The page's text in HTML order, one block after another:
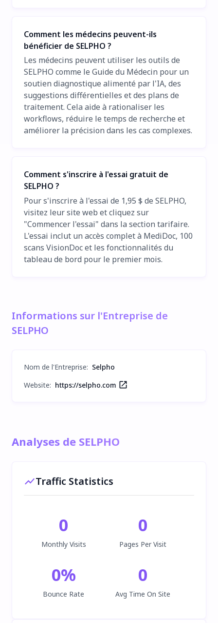
Comment les médecins peuvent-ils
bénéficier de SELPHO ?
Les médecins peuvent utiliser les outils de
SELPHO comme le Guide du Médecin pour un
soutien diagnostique alimenté par l'IA, des
suggestions différentielles et des plans de
traitement. Cela aide à rationaliser les
workflows, réduire le temps de recherche et
améliorer la précision dans les cas complexes.
Comment s'inscrire à l'essai gratuit de
SELPHO ?
Pour s'inscrire à l'essai de 1,95 $ de SELPHO,
visitez leur site web et cliquez sur
"Commencer l'essai" dans la section tarifaire.
L'essai inclut un accès complet à MediDoc, 100
scans VisionDoc et les fonctionnalités du
tableau de bord pour le premier mois.
Informations sur l'Entreprise de
SELPHO
Nom de l'Entreprise: Selpho
Website: https://selpho.com
Analyses de SELPHO
Traffic Statistics
0
Monthly Visits
0
Pages Per Visit
0%
Bounce Rate
0
Avg Time On Site